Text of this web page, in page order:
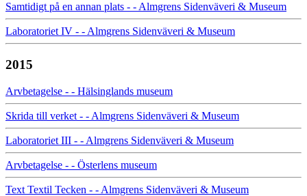
Samtidigt på en annan plats - - Almgrens Sidenväveri & Museum
Laboratoriet IV - - Almgrens Sidenväveri & Museum
2015
Arvbetagelse - - Hälsinglands museum
Skrida till verket - - Almgrens Sidenväveri & Museum
Laboratoriet III - - Almgrens Sidenväveri & Museum
Arvbetagelse - - Österlens museum
Text Textil Tecken - - Almgrens Sidenväveri & Museum